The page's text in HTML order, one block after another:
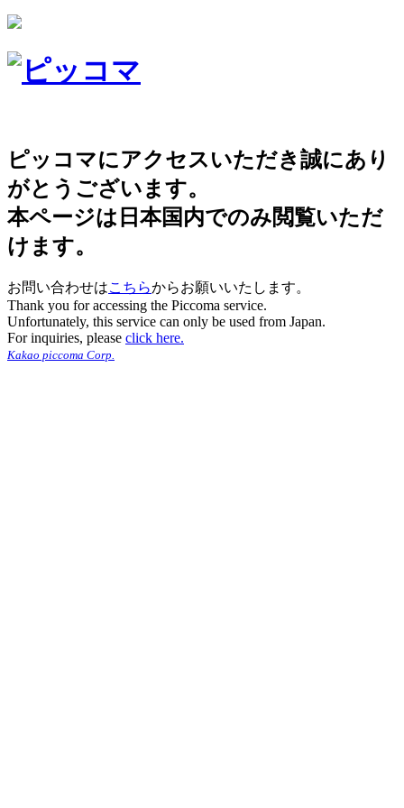
ピッコマにアクセスいただき誠にあり
がとうございます。
本ページは日本国内でのみ閲覧いただ
けます。
お問い合わせはこちらからお願いいたします。
Thank you for accessing the Piccoma service.
Unfortunately, this service can only be used from Japan.
For inquiries, please click here.
Kakao piccoma Corp.